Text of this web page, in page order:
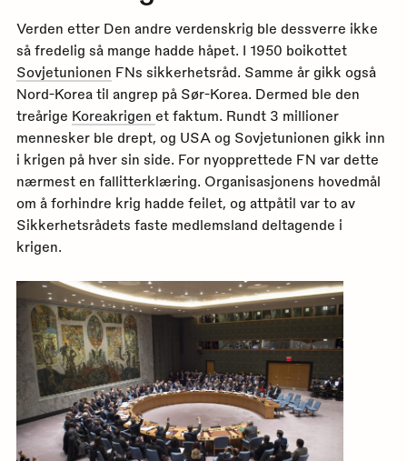
Verden etter Den andre verdenskrig ble dessverre ikke
så fredelig så mange hadde håpet. I 1950 boikottet
Sovjetunionen FNs sikkerhetsråd. Samme år gikk også
Nord-Korea til angrep på Sør-Korea. Dermed ble den
treårige Koreakrigen et faktum. Rundt 3 millioner
mennesker ble drept, og USA og Sovjetunionen gikk inn
i krigen på hver sin side. For nyopprettede FN var dette
nærmest en fallitterklæring. Organisasjonens hovedmål
om å forhindre krig hadde feilet, og attpåtil var to av
Sikkerhetsrådets faste medlemsland deltagende i
krigen.